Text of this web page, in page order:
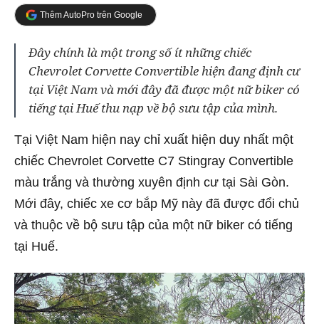
Thêm AutoPro trên Google
Đây chính là một trong số ít những chiếc
Chevrolet Corvette Convertible hiện đang định cư
tại Việt Nam và mới đây đã được một nữ biker có
tiếng tại Huế thu nạp về bộ sưu tập của mình.
Tại Việt Nam hiện nay chỉ xuất hiện duy nhất một
chiếc Chevrolet Corvette C7 Stingray Convertible
màu trắng và thường xuyên định cư tại Sài Gòn.
Mới đây, chiếc xe cơ bắp Mỹ này đã được đổi chủ
và thuộc về bộ sưu tập của một nữ biker có tiếng
tại Huế.